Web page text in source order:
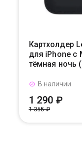
Картхолдер
для iPhone с
тёмная ночь
В наличии
1 290 ₽
1 355 ₽